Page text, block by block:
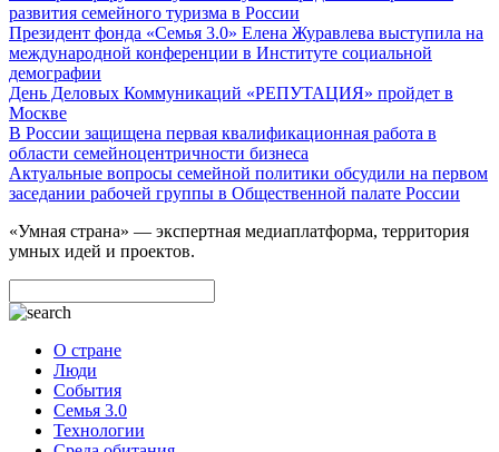
развития семейного туризма в России
Президент фонда «Семья 3.0» Елена Журавлева выступила на
международной конференции в Институте социальной
демографии
День Деловых Коммуникаций «РЕПУТАЦИЯ» пройдет в
Москве
В России защищена первая квалификационная работа в
области семейноцентричности бизнеса
Актуальные вопросы семейной политики обсудили на первом
заседании рабочей группы в Общественной палате России
«Умная страна» — экспертная медиаплатформа, территория
умных идей и проектов.
О стране
Люди
События
Семья 3.0
Технологии